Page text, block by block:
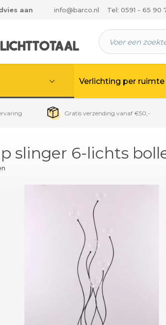
aan info@barco.nl Tel: 0591 - 65 90
Verlichting per ruimte
Gratis verzending vanaf €50,-
slinger 6-lichts